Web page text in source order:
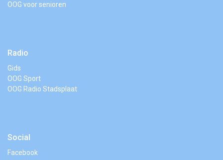
OOG voor senioren
Radio
Gids
OOG Sport
OOG Radio Stadsplaat
Social
Facebook